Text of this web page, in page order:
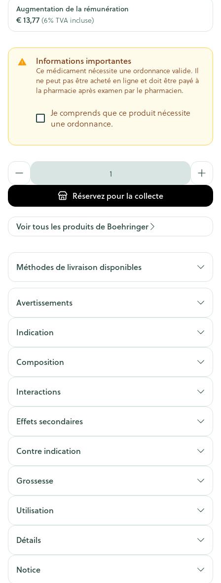
Augmentation de la rémunération
€ 13,77(6% TVA incluse)
Informations importantes
Ce médicament nécessite une ordonnance valide. Il
ne peut pas être acheté en ligne et doit être payé à
la pharmacie après examen par le pharmacien.
Je comprends que ce produit nécessite
une ordonnance.
Quantité
Réservez pour la collecte
Voir tous les produits de Boehringer
Méthodes de livraison disponibles
Avertissements
Indication
Composition
Interactions
Effets secondaires
Contre indication
Grossesse
Utilisation
Détails
Notice